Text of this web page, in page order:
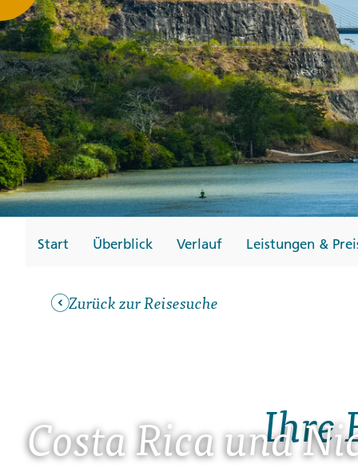
Gutscheine
Messen und
Notfallteam und
Krisenmanagement
Costa Rica und
Start Überblick Verlauf Leistungen &
Zurück zur Reisesuche
Ihre